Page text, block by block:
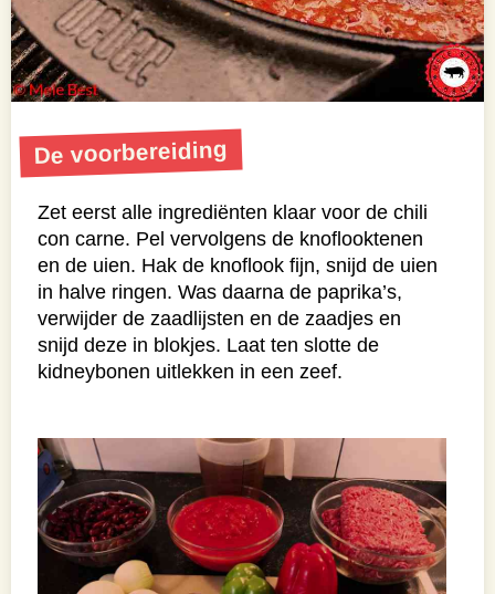
De voorbereiding
Zet eerst alle ingrediënten klaar voor de chili
con carne. Pel vervolgens de knoflooktenen
en de uien. Hak de knoflook fijn, snijd de uien
in halve ringen. Was daarna de paprika’s,
verwijder de zaadlijsten en de zaadjes en
snijd deze in blokjes. Laat ten slotte de
kidneybonen uitlekken in een zeef.